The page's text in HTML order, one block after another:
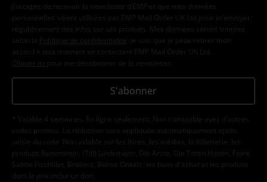
J’accepte de recevoir la newsletter d’EMP et que mes données
personnelles soient utilisées par EMP Mail Order UK Ltd pour m’envoyer
régulièrement des infos sur ses produits. Mes données seront traitées
selon la
Politique de confidentialité . Je sais que je peux retirer mon
accord à tout moment en contactant EMP Mail Order UK Ltd.
Cliquer ici pour me désabonner de la newsletter.
S'abonner
* Valable 4 semaines. En ligne seulement. Non cumulable avec d'autres
codes promos. La réduction sera appliquée automatiquement après
saisie du code. Non valable sur les livres, les médias, la billetterie, les
produits Rammstein, (Till) Lindemann, Die Ärzte, Die Toten Hosen, Feine
Sahne Fischfilet, Broilers, Böhse Onkelz, les bons d'achat et les produits
dont le prix inclut un don.